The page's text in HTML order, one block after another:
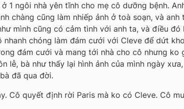
1 ngôi nhà yên tĩnh cho mẹ cô dưỡng bệnh.
chàng cũng làm nhiếp ảnh ở toà soạn, và
mình cũng có cảm tình với anh ta, và điều
nhanh chóng làm đám cưới với Cleve để dứt
đám cưới và mang tới nhà cho cô nhưng
lễ, bà như thấy lại hình ảnh của mình ngày
đã qua đời.
Cô quyết định rời Paris mà ko có Cleve. Cô